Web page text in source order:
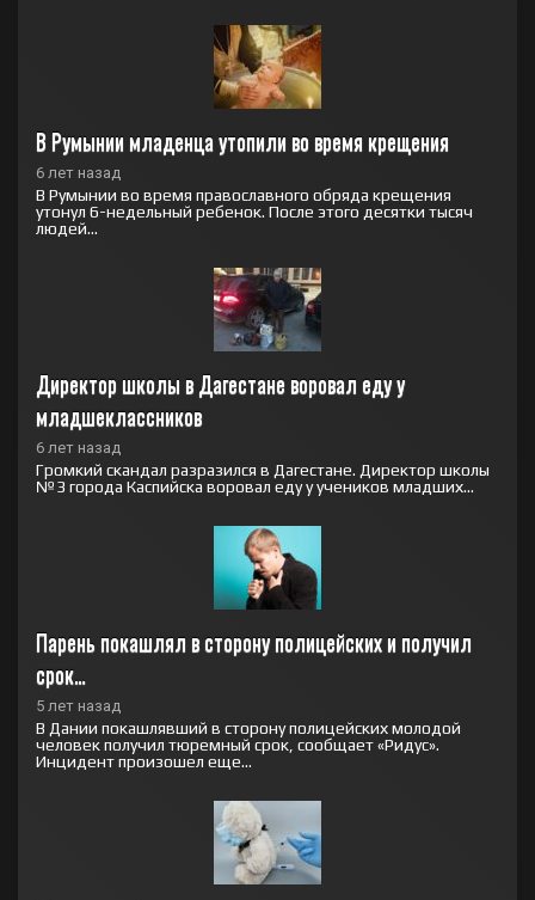
В Румынии младенца утопили во время крещения
6 лет назад
В Румынии во время православного обряда крещения
утонул 6-недельный ребенок. После этого десятки тысяч
людей...
Директор школы в Дагестане воровал еду у
младшеклассников
6 лет назад
Громкий скандал разразился в Дагестане. Директор школы
№3 города Каспийска воровал еду у учеников младших...
Парень покашлял в сторону полицейских и получил
срок…
5 лет назад
В Дании покашлявший в сторону полицейских молодой
человек получил тюремный срок, сообщает «Ридус».
Инцидент произошел еще...